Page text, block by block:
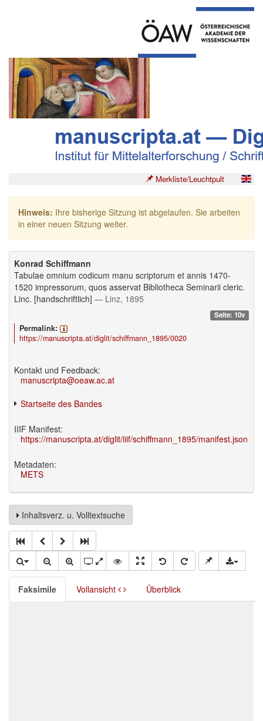
Merkliste/Leuchtpult
Hinweis: Ihre bisherige Sitzung ist abgelaufen. Sie arbeiten
in einer neuen Sitzung weiter.
Konrad Schiffmann
Tabulae omnium codicum manu scriptorum et annis 1470-
1520 impressorum, quos asservat Bibliotheca Seminarii cleric.
Linc. [handschriftlich] — Linz, 1895
Seite: 10v
Permalink:
https://manuscripta.at/diglit/schiffmann_1895/0020
Kontakt und Feedback:
manuscripta@oeaw.ac.at
Startseite des Bandes
IIIF Manifest:
https://manuscripta.at/diglit/iiif/schiffmann_1895/manifest.json
Metadaten:
METS
Inhaltsverz. u. Volltextsuche
Faksimile Vollansicht Überblick